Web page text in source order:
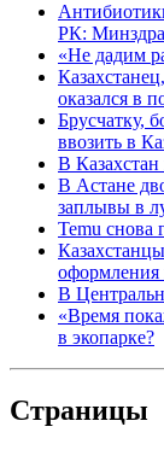
РК:
«Не дадим
оказался в
Брусчатку,
ввозить в
В Казахстан
В Астане
заплывы в
Temu снова
оформления
В
«Время
в экопарке?
Страницы